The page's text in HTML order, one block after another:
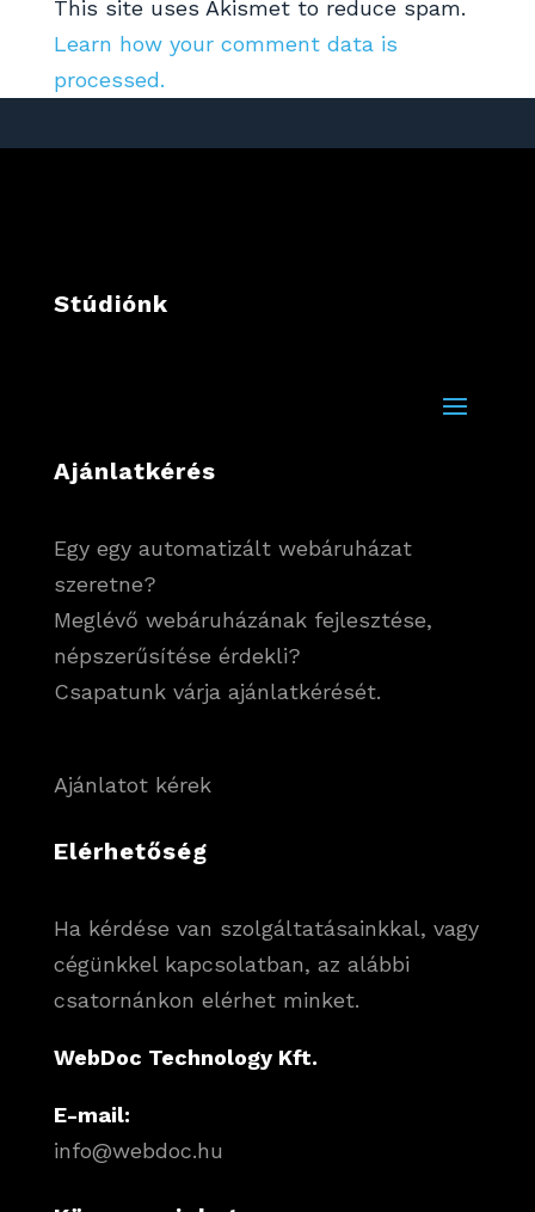
This site uses Akismet to reduce spam.
Learn how your comment data is
processed.
Stúdiónk
Ajánlatkérés
Egy egy automatizált webáruházat
szeretne?
Meglévő webáruházának fejlesztése,
népszerűsítése érdekli?
Csapatunk várja ajánlatkérését.
Ajánlatot kérek
Elérhetőség
Ha kérdése van szolgáltatásainkkal, vagy
cégünkkel kapcsolatban, az alábbi
csatornánkon elérhet minket.
WebDoc Technology Kft.
E-mail:
info@webdoc.hu